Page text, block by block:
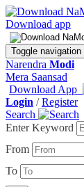
Download app
Toggle navigation
Narendra Modi
Mera Saansad
Download App
Login /Register
Search
Enter Keyword
From
To